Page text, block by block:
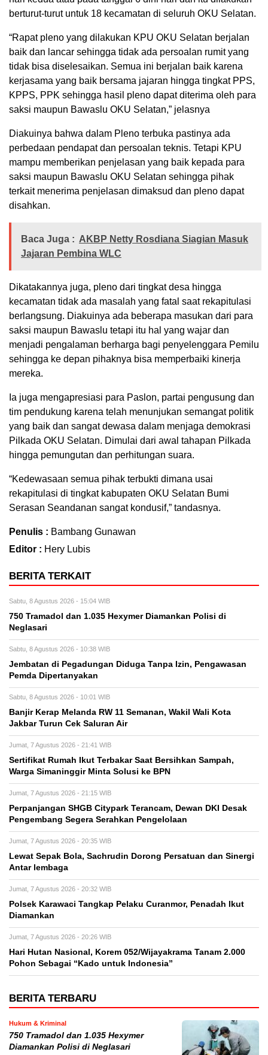
berturut-turut untuk 18 kecamatan di seluruh OKU Selatan.
“Rapat pleno yang dilakukan KPU OKU Selatan berjalan
baik dan lancar sehingga tidak ada persoalan rumit yang
tidak bisa diselesaikan. Semua ini berjalan baik karena
kerjasama yang baik bersama jajaran hingga tingkat PPS,
KPPS, PPK sehingga hasil pleno dapat diterima oleh para
saksi maupun Bawaslu OKU Selatan,” jelasnya
Diakuinya bahwa dalam Pleno terbuka pastinya ada
perbedaan pendapat dan persoalan teknis. Tetapi KPU
mampu memberikan penjelasan yang baik kepada para
saksi maupun Bawaslu OKU Selatan sehingga pihak
terkait menerima penjelasan dimaksud dan pleno dapat
disahkan.
Baca Juga : AKBP Netty Rosdiana Siagian Masuk
Jajaran Pembina WLC
Dikatakannya juga, pleno dari tingkat desa hingga
kecamatan tidak ada masalah yang fatal saat rekapitulasi
berlangsung. Diakuinya ada beberapa masukan dari para
saksi maupun Bawaslu tetapi itu hal yang wajar dan
menjadi pengalaman berharga bagi penyelenggara Pemilu
sehingga ke depan pihaknya bisa memperbaiki kinerja
mereka.
Ia juga mengapresiasi para Paslon, partai pengusung dan
tim pendukung karena telah menunjukan semangat politik
yang baik dan sangat dewasa dalam menjaga demokrasi
Pilkada OKU Selatan. Dimulai dari awal tahapan Pilkada
hingga pemungutan dan perhitungan suara.
“Kedewasaan semua pihak terbukti dimana usai
rekapitulasi di tingkat kabupaten OKU Selatan Bumi
Serasan Seandanan sangat kondusif,” tandasnya.
Penulis : Bambang Gunawan
Editor : Hery Lubis
BERITA TERKAIT
Sabtu, 8 Agustus 2026 - 15:04 WIB
750 Tramadol dan 1.035 Hexymer Diamankan Polisi di
Neglasari
Sabtu, 8 Agustus 2026 - 10:38 WIB
Jembatan di Pegadungan Diduga Tanpa Izin, Pengawasan
Pemda Dipertanyakan
Sabtu, 8 Agustus 2026 - 10:01 WIB
Banjir Kerap Melanda RW 11 Semanan, Wakil Wali Kota
Jakbar Turun Cek Saluran Air
Jumat, 7 Agustus 2026 - 21:41 WIB
Sertifikat Rumah Ikut Terbakar Saat Bersihkan Sampah,
Warga Simaninggir Minta Solusi ke BPN
Jumat, 7 Agustus 2026 - 21:15 WIB
Perpanjangan SHGB Citypark Terancam, Dewan DKI Desak
Pengembang Segera Serahkan Pengelolaan
Jumat, 7 Agustus 2026 - 20:35 WIB
Lewat Sepak Bola, Sachrudin Dorong Persatuan dan Sinergi
Antar lembaga
Jumat, 7 Agustus 2026 - 20:32 WIB
Polsek Karawaci Tangkap Pelaku Curanmor, Penadah Ikut
Diamankan
Jumat, 7 Agustus 2026 - 20:26 WIB
Hari Hutan Nasional, Korem 052/Wijayakrama Tanam 2.000
Pohon Sebagai “Kado untuk Indonesia”
BERITA TERBARU
Hukum & Kriminal
750 Tramadol dan 1.035 Hexymer
Diamankan Polisi di Neglasari